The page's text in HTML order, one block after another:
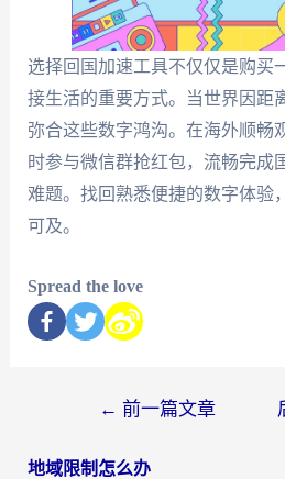
选择回国加速工具不仅仅是购买
接生活的重要方式。当世界因距
弥合这些数字鸿沟。在海外顺畅
时参与微信群抢红包，流畅完成
难题。找回熟悉便捷的数字体验
可及。
Spread the love
← 前一篇文章
地域限制怎么办